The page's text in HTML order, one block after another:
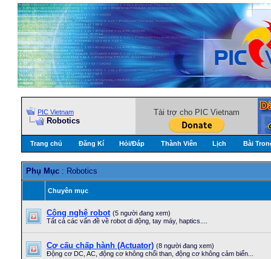
PIC Vietnam
Robotics
Tài trợ cho PIC Vietnam
Trang chủ Đăng Kí Hỏi/Ðáp Thành Viên Lịch Bài
Phụ Mục : Robotics
Chuyên mục
Công nghệ robot (5 người đang xem)
Tất cả các vấn đề về robot di động, tay máy, haptics....
Cơ cấu chấp hành (Actuator) (8 người đang xem)
Động cơ DC, AC, động cơ không chổi than, động cơ không cảm biến...